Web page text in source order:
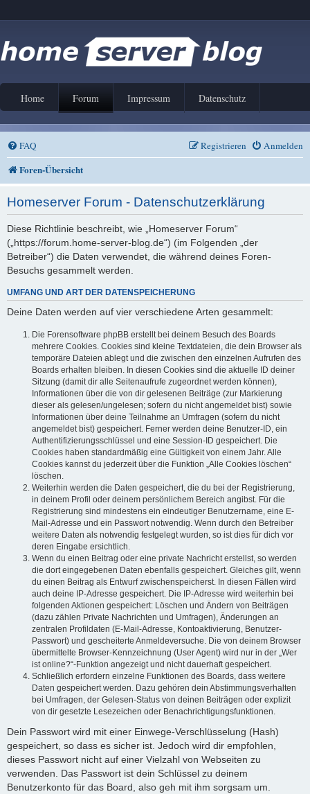
Home Forum Impressum Datenschutz
FAQ Anmelden
Registrieren
Foren-Übersicht
Homeserver Forum - Datenschutzerklärung
Diese Richtlinie beschreibt, wie „Homeserver Forum“
(„https://forum.home-server-blog.de“) (im Folgenden „der
Betreiber“) die Daten verwendet, die während deines Foren-
Besuchs gesammelt werden.
UMFANG UND ART DER DATENSPEICHERUNG
Deine Daten werden auf vier verschiedene Arten gesammelt:
Die Forensoftware phpBB erstellt bei deinem Besuch des Boards
mehrere Cookies. Cookies sind kleine Textdateien, die dein Browser als
temporäre Dateien ablegt und die zwischen den einzelnen Aufrufen des
Boards erhalten bleiben. In diesen Cookies sind die aktuelle ID deiner
Sitzung (damit dir alle Seitenaufrufe zugeordnet werden können),
Informationen über die von dir gelesenen Beiträge (zur Markierung
dieser als gelesen/ungelesen; sofern du nicht angemeldet bist) sowie
Informationen über deine Teilnahme an Umfragen (sofern du nicht
angemeldet bist) gespeichert. Ferner werden deine Benutzer-ID, ein
Authentifizierungsschlüssel und eine Session-ID gespeichert. Die
Cookies haben standardmäßig eine Gültigkeit von einem Jahr. Alle
Cookies kannst du jederzeit über die Funktion „Alle Cookies löschen“
löschen.
Weiterhin werden die Daten gespeichert, die du bei der Registrierung,
in deinem Profil oder deinem persönlichem Bereich angibst. Für die
Registrierung sind mindestens ein eindeutiger Benutzername, eine E-
Mail-Adresse und ein Passwort notwendig. Wenn durch den Betreiber
weitere Daten als notwendig festgelegt wurden, so ist dies für dich vor
deren Eingabe ersichtlich.
Wenn du einen Beitrag oder eine private Nachricht erstellst, so werden
die dort eingegebenen Daten ebenfalls gespeichert. Gleiches gilt, wenn
du einen Beitrag als Entwurf zwischenspeicherst. In diesen Fällen wird
auch deine IP-Adresse gespeichert. Die IP-Adresse wird weiterhin bei
folgenden Aktionen gespeichert: Löschen und Ändern von Beiträgen
(dazu zählen Private Nachrichten und Umfragen), Änderungen an
zentralen Profildaten (E-Mail-Adresse, Kontoaktivierung, Benutzer-
Passwort) und gescheiterte Anmeldeversuche. Die von deinem Browser
übermittelte Browser-Kennzeichnung (User Agent) wird nur in der „Wer
ist online?“-Funktion angezeigt und nicht dauerhaft gespeichert.
Schließlich erfordern einzelne Funktionen des Boards, dass weitere
Daten gespeichert werden. Dazu gehören dein Abstimmungsverhalten
bei Umfragen, der Gelesen-Status von deinen Beiträgen oder explizit
von dir gesetzte Lesezeichen oder Benachrichtigungsfunktionen.
Dein Passwort wird mit einer Einwege-Verschlüsselung (Hash)
gespeichert, so dass es sicher ist. Jedoch wird dir empfohlen,
dieses Passwort nicht auf einer Vielzahl von Webseiten zu
verwenden. Das Passwort ist dein Schlüssel zu deinem
Benutzerkonto für das Board, also geh mit ihm sorgsam um.